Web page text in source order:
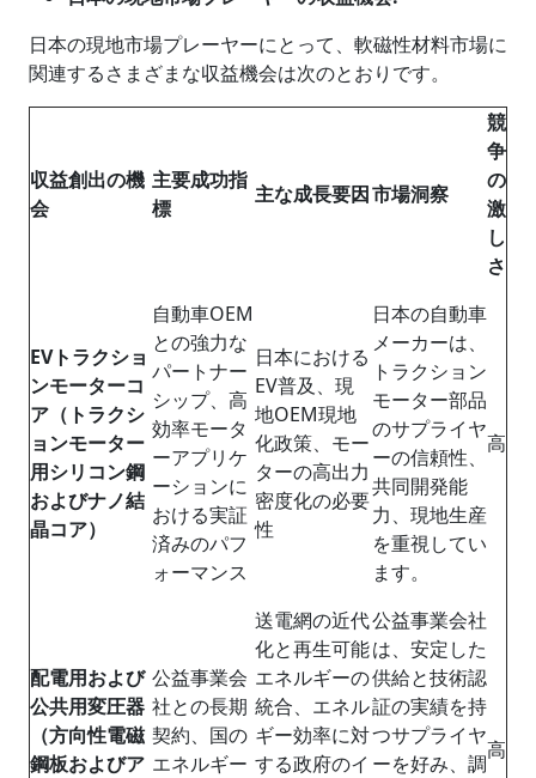
日本の現地市場プレーヤーにとって、軟磁性材料市場に
関連するさまざまな収益機会は次のとおりです。
収益創出の機
会
主要成功指
標
主な成長要因市場洞察
競
争
の
激
し
さ
EVトラクショ
ンモーターコ
ア（トラクシ
ョンモーター
用シリコン鋼
およびナノ結
晶コア）
自動車OEM
との強力な
パートナー
シップ、高
効率モータ
ーアプリケ
ーションに
おける実証
済みのパフ
ォーマンス
日本における
EV普及、現
地OEM現地
化政策、モー
ターの高出力
密度化の必要
性
日本の自動車
メーカーは、
トラクション
モーター部品
のサプライヤ
ーの信頼性、
共同開発能
力、現地生産
を重視してい
ます。
高
配電用および
公共用変圧器
（方向性電磁
鋼板およびア
公益事業会
社との長期
契約、国の
エネルギー
送電網の近代
化と再生可能
エネルギーの
統合、エネル
ギー効率に対
する政府のイ
公益事業会社
は、安定した
供給と技術認
証の実績を持
つサプライヤ
ーを好み、調
高